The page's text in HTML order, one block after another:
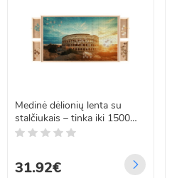
Medinė dėlionių lenta su
stalčiukais – tinka iki 1500
detalių
31.92€